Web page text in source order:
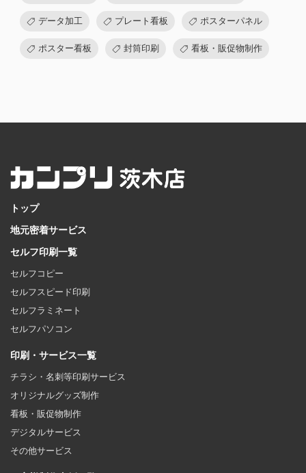
データ加工 プレート看板 ポスターパネル
ポスター看板 封筒印刷 看板・販促物制作
トップ
地元密着サービス
セルフ印刷一覧
セルフコピー
セルフスピード印刷
セルフラミネート
セルフパソコン
印刷・サービス一覧
チラシ・名刺等印刷サービス
オリジナルグッズ制作
看板・販促物制作
デジタルサービス
その他サービス